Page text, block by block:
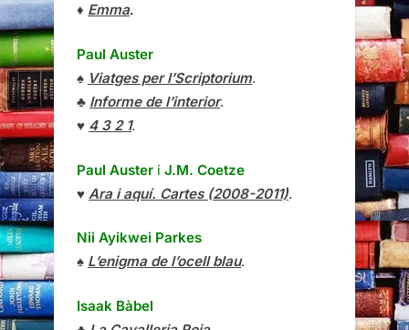
♦ Emma.
Paul Auster
♠ Viatges per l’Scriptorium.
♣ Informe de l’interior.
♥ 4 3 2 1.
Paul Auster i J.M. Coetze
♥ Ara i aquí. Cartes (2008-2011).
Nii Ayikwei Parkes
♠ L’enigma de l’ocell blau.
Isaak Bàbel